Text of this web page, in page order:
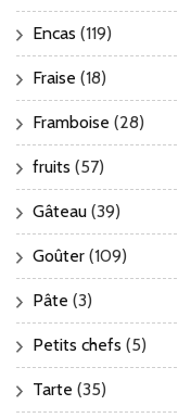
Encas (119)
Fraise (18)
Framboise (28)
fruits (57)
Gâteau (39)
Goûter (109)
Pâte (3)
Petits chefs (5)
Tarte (35)